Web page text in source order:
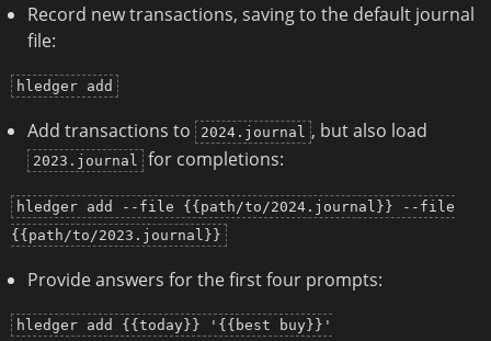
Record new transactions, saving to the default journal
file:
hledger add
Add transactions to 2024.journal , but also load
2023.journal for completions:
hledger add --file {{path/to/2024.journal}} --file
{{path/to/2023.journal}}
Provide answers for the first four prompts:
hledger add {{today}} '{{best buy}}'